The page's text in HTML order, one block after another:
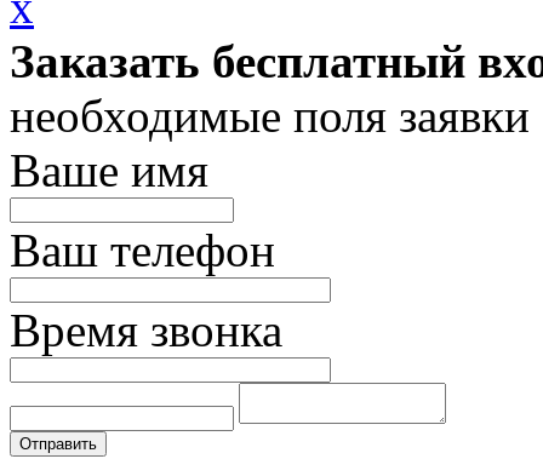
Заказать бесплатный
необходимые поля заявки
Ваше имя
Ваш телефон
Время звонка
Отправить